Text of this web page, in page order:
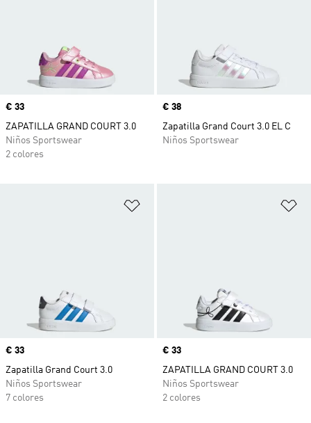
Precio
€ 33
ZAPATILLA GRAND COURT 3.0
Niños Sportswear
2 colores
Precio
€ 38
Zapatilla Grand Court 3.0 EL C
Niños Sportswear
Precio
€ 33
Zapatilla Grand Court 3.0
Niños Sportswear
7 colores
Precio
€ 33
ZAPATILLA GRAND COURT 3.0
Niños Sportswear
2 colores